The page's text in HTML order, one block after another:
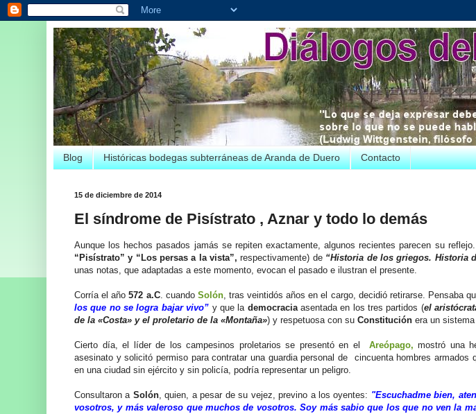
Blog Históricas bodegas subterráneas de Aranda de Duero Contacto
15 de diciembre de 2014
El síndrome de Pisístrato , Aznar y todo lo demás
Aunque los hechos pasados jamás se repiten exactamente, algunos recientes parecen su
“Pisístrato” y “Los persas a la vista”, respectivamente) de “Historia de los griegos. Historia
unas notas, que adaptadas a este momento, evocan el pasado e ilustran el presente.
Corría el año572 a.C. cuando Solón, tras veintidós años en el cargo, decidió retirarse. Pensaba
los que no se logra bajar vivo” y que la democraciaasentada en los tres partidos (el
de la «Costa» y el proletario de la «Montaña») y respetuosa con su Constitución era un
Cierto día, el líder de los campesinos proletarios se presentó en el Areópago, mostró una
asesinato y solicitó permiso para contratar una guardia personal de cincuenta hombres armados
en una ciudad sin ejército y sin policía, podría representar un peligro.
Consultaron a Solón, quien, a pesar de su vejez, previno a los oyentes: "Escuchadme bien,
vosotros, y más valeroso que muchos de vosotros. Soy más sabio que los que no ven la